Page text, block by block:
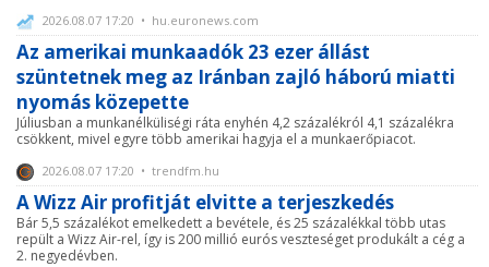
2026.08.07 17:20 • hu.euronews.com
Az amerikai munkaadók 23 ezer állást
szüntetnek meg az Iránban zajló háború miatti
nyomás közepette
Júliusban a munkanélküliségi ráta enyhén 4,2 százalékról 4,1 százalékra
csökkent, mivel egyre több amerikai hagyja el a munkaerőpiacot.
2026.08.07 17:20 • trendfm.hu
A Wizz Air profitját elvitte a terjeszkedés
Bár 5,5 százalékot emelkedett a bevétele, és 25 százalékkal több utas
repült a Wizz Air-rel, így is 200 millió eurós veszteséget produkált a cég a
2. negyedévben.